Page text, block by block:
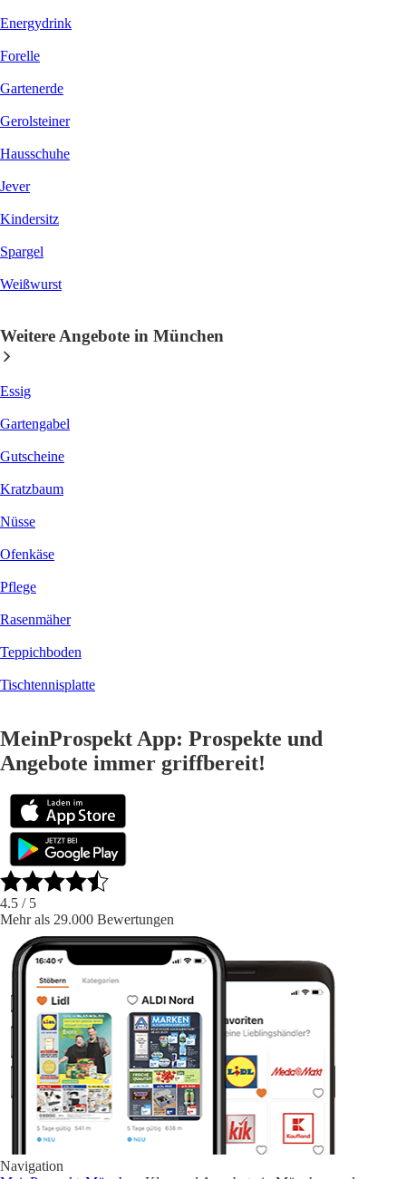
Energydrink
Forelle
Gartenerde
Gerolsteiner
Hausschuhe
Jever
Kindersitz
Spargel
Weißwurst
Weitere Angebote in München
Essig
Gartengabel
Gutscheine
Kratzbaum
Nüsse
Ofenkäse
Pflege
Rasenmäher
Teppichboden
Tischtennisplatte
MeinProspekt App: Prospekte und
Angebote immer griffbereit!
4.5 / 5
Mehr als 29.000 Bewertungen
Navigation